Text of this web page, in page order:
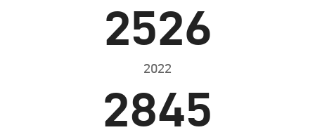
2526
2022
2845